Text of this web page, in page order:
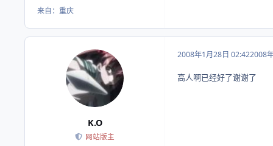
来自： 重庆
K.O
网站版主
2008年1月28日 02:422008
高人啊已经好了谢谢了